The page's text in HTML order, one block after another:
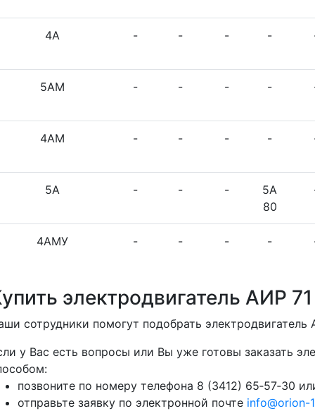
4А - - - -
5АМ - - - -
4АМ - - - -
5А - - -
5А
80
4АМУ - - - -
электродвигатель АИР
сотрудники помогут подобрать
у Вас есть вопросы или Вы уже готовы заказать
позвоните по номеру телефона 8 (3412) 65‑57‑30
отправьте заявку по электронной почте info@orion-